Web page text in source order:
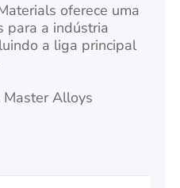
oferece uma
para a indústria
a liga principal